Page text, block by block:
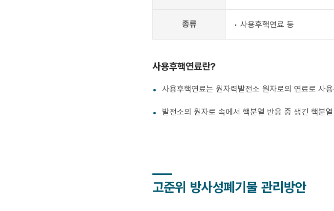
종류 • 사용후핵연료 등
사용후핵연료란?
사용후핵연료는 원자력발전소 원자로의 연료로 사
발전소의 원자로 속에서 핵분열 반응 중 생긴 핵분
고준위 방사성폐기물 관리방안